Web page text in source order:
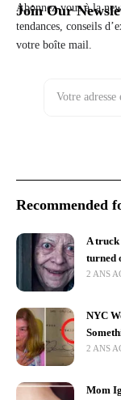
Join Our
Abonnez-vous à la
tendances, conseils
votre boîte mail.
Recommended
A
turned
2 ANS
NYC
2 ANS
Mom